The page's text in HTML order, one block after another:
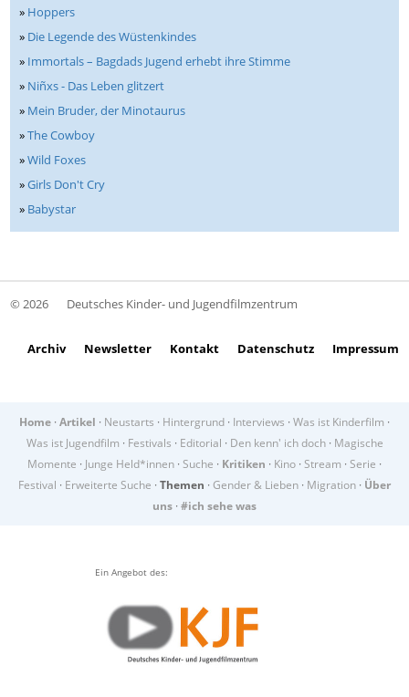
» Hoppers
» Die Legende des Wüstenkindes
» Immortals – Bagdads Jugend erhebt ihre Stimme
» Niñxs - Das Leben glitzert
» Mein Bruder, der Minotaurus
»The Cowboy
»Wild Foxes
»Girls Don't Cry
» Babystar
© 2026 Deutsches Kinder- und Jugendfilmzentrum
Archiv Newsletter Kontakt Datenschutz Impressum
Home · Artikel · Neustarts · Hintergrund · Interviews · Was ist Kinderfilm ·
Was ist Jugendfilm · Festivals · Editorial · Den kenn' ich doch· Magische
Momente · Junge Held*innen · Suche · Kritiken · Kino · Stream · Serie ·
Festival · Erweiterte Suche · Themen · Gender & Lieben · Migration · Über
uns · #ich sehe was
Ein Angebot des: